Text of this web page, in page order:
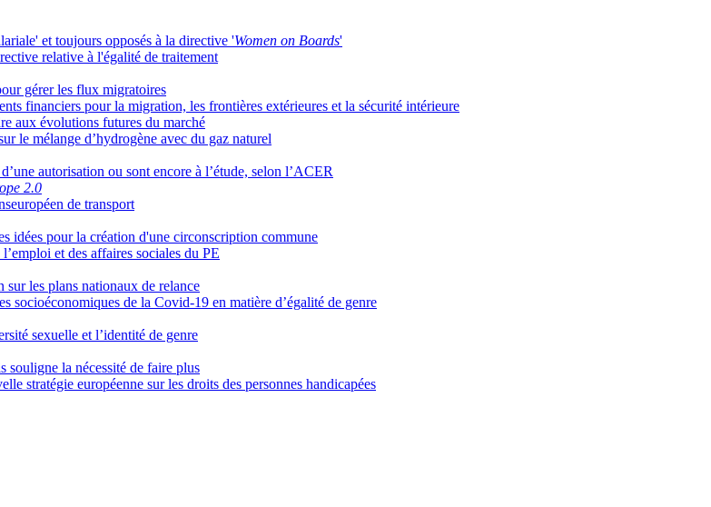
et toujours opposés à la directive 'Women on Boards'
relative à l'égalité de traitement
gérer les flux migratoires
financiers pour la migration, les frontières extérieures et la sécurité intérieure
aux évolutions futures du marché
le mélange d’hydrogène avec du gaz naturel
autorisation ou sont encore à l’étude, selon l’ACER
2.0
de transport
idées pour la création d'une circonscription commune
et des affaires sociales du PE
sur les plans nationaux de relance
socioéconomiques de la Covid-19 en matière d’égalité de genre
sexuelle et l’identité de genre
la nécessité de faire plus
stratégie européenne sur les droits des personnes handicapées